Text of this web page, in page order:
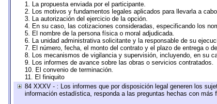
1. La propuesta enviada por el participante.
2. Los motivos y fundamentos legales aplicados para llevarla a
3. La autorización del ejercicio de la opción.
4. En su caso, las cotizaciones consideradas, especificando los
5. El nombre de la persona física o moral adjudicada.
6. La unidad administrativa solicitante y la responsable de su
7. El número, fecha, el monto del contrato y el plazo de entrega o
8. Los mecanismos de vigilancia y supervisión, incluyendo, en su
9. Los informes de avance sobre las obras o servicios contratados.
10. El convenio de terminación.
11. El finiquito
84 XXXV - : Los informes que por disposición legal generen los
información estadística, responda a las preguntas hechas con más